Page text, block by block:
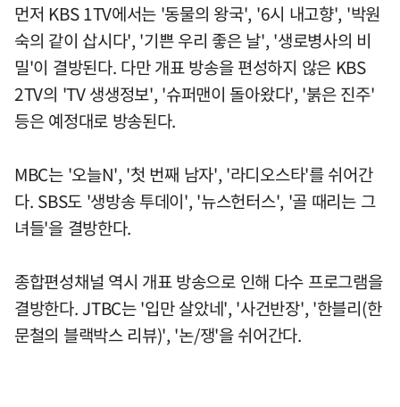
먼저 KBS 1TV에서는 '동물의 왕국', '6시 내고향', '박원
숙의 같이 삽시다', '기쁜 우리 좋은 날', '생로병사의 비
밀'이 결방된다. 다만 개표 방송을 편성하지 않은 KBS
2TV의 'TV 생생정보', '슈퍼맨이 돌아왔다', '붉은 진주'
등은 예정대로 방송된다.
MBC는 '오늘N', '첫 번째 남자', '라디오스타'를 쉬어간
다. SBS도 '생방송 투데이', '뉴스헌터스', '골 때리는 그
녀들'을 결방한다.
종합편성채널 역시 개표 방송으로 인해 다수 프로그램을
결방한다. JTBC는 '입만 살았네', '사건반장', '한블리(한
문철의 블랙박스 리뷰)', '논/쟁'을 쉬어간다.